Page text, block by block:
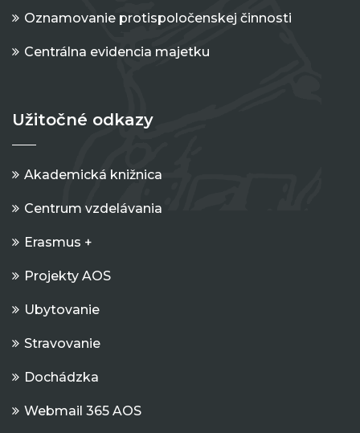
Oznamovanie protispoločenskej činnosti
Centrálna evidencia majetku
Užitočné odkazy
Akademická knižnica
Centrum vzdelávania
Erasmus +
Projekty AOS
Ubytovanie
Stravovanie
Dochádzka
Webmail 365 AOS